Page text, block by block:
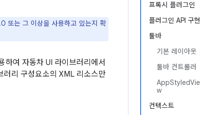
프록시 플러그인
플러그인 API 구현
툴바
기본 레이아웃
툴바 컨트롤러
AppStyledVie
w
컨텍스트
또는 그 이상을 사용하고 있는지 확
하여 자동차 UI 라이브러리에서
러리 구성요소의 XML 리소스만